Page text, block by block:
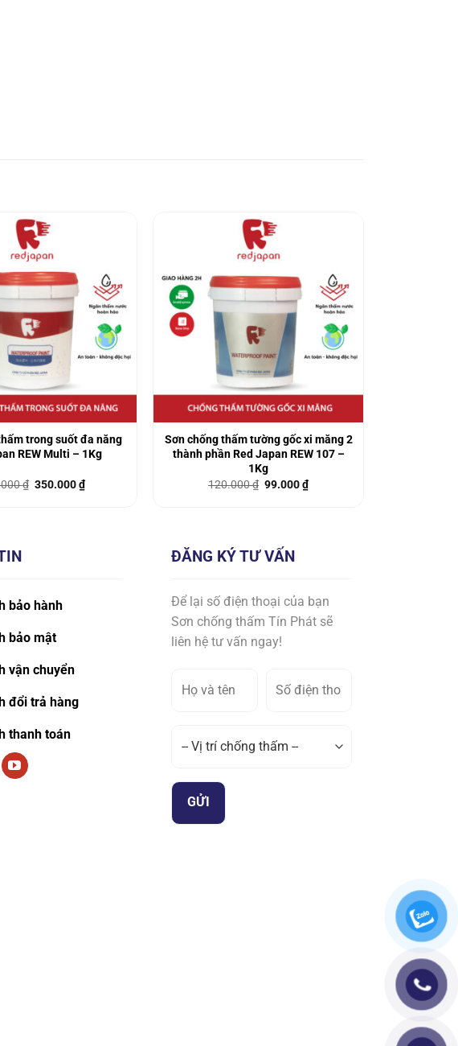
trong suốt đa năng
REW Multi – 1Kg
₫ Giá
350.000₫Giá
hiện
Sơn chống thấm tường gốc xi măng 2
thành phần Red Japan REW 107 –
1Kg
120.000₫ Giá
99.000₫Giá
hiện
bảo hành
bảo mật
vận chuyển
đổi trả hàng
thanh toán
ĐĂNG KÝ TƯ VẤN
Để lại số điện thoại của bạn
Sơn chống thấm Tín Phát sẽ
liên hệ tư vấn ngay!